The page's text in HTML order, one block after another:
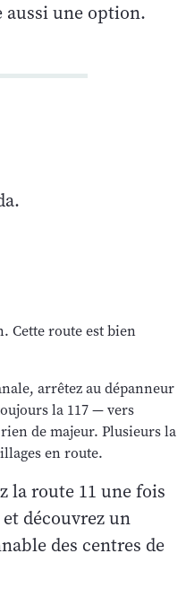
aussi une option.
Cette route est bien
arrêtez au dépanneur
la 117 — vers
de majeur. Plusieurs la
en route.
la route 11 une fois
découvrez un
des centres de